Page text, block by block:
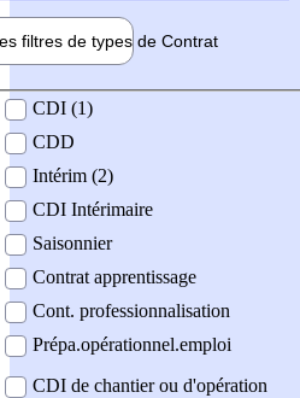
filtres de types de Contrat
contrat
CDI (1)
CDD
Intérim (2)
CDI Intérimaire
Saisonnier
Contrat apprentissage
Cont. professionnalisation
Prépa.opérationnel.emploi
CDI de chantier ou d'opération